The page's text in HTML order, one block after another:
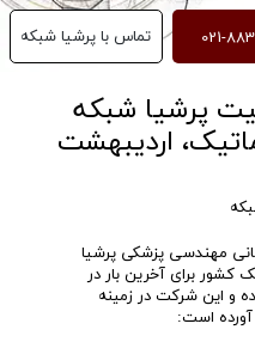
تماس با پرشیا شبکه 021-
پرشیا شبکه
اردیبهشت
مهندسی پزشکی پرشیا
کشور برای آخرین بار در
ماه 1404 انجام شده و این شرکت در زمینه